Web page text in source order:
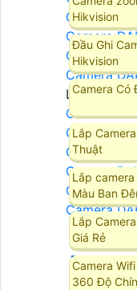
Camera
Camera
Camera
Camera
LẮP ĐẶT
Camera
Camera
Camera
Camera
Camera
Camera
Hikvision
Đầu Ghi
Hikvision
Camera Có
Lắp
Thuật
Lắp
Màu Ban
Lắp
Giá Rẻ
Camera
360 Độ